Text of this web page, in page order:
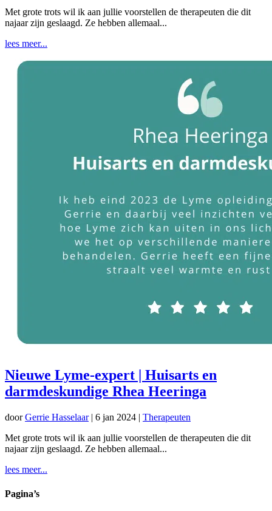
Met grote trots wil ik aan jullie voorstellen de therapeuten die dit
najaar zijn geslaagd. Ze hebben allemaal...
lees meer...
Nieuwe Lyme-expert | Huisarts en
darmdeskundige Rhea Heeringa
doorGerrie Hasselaar| 6 jan 2024 | Therapeuten
Met grote trots wil ik aan jullie voorstellen de therapeuten die dit
najaar zijn geslaagd. Ze hebben allemaal...
lees meer...
Pagina’s